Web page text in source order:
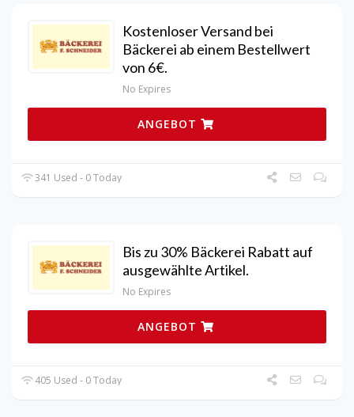
Kostenloser Versand bei
Bäckerei ab einem Bestellwert
von 6€.
No Expires
ANGEBOT
341 Used - 0 Today
Bis zu 30% Bäckerei Rabatt auf
ausgewählte Artikel.
No Expires
ANGEBOT
405 Used - 0 Today